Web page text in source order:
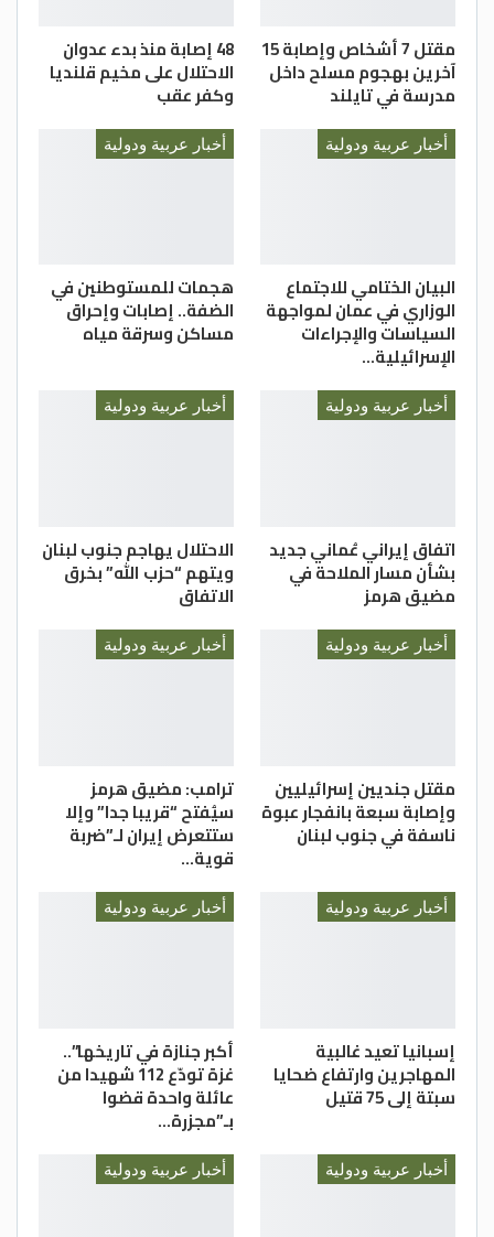
مقتل 7 أشخاص وإصابة 15
آخرين بهجوم مسلح داخل
مدرسة في تايلند
48 إصابة منذ بدء عدوان
الاحتلال على مخيم قلنديا
وكفر عقب
أخبار عربية ودولية
البيان الختامي للاجتماع
الوزاري في عمان لمواجهة
السياسات والإجراءات
الإسرائيلية…
أخبار عربية ودولية
هجمات للمستوطنين في
الضفة.. إصابات وإحراق
مساكن وسرقة مياه
أخبار عربية ودولية
اتفاق إيراني عُماني جديد
بشأن مسار الملاحة في
مضيق هرمز
أخبار عربية ودولية
الاحتلال يهاجم جنوب لبنان
ويتهم “حزب الله” بخرق
الاتفاق
أخبار عربية ودولية
مقتل جنديين إسرائيليين
وإصابة سبعة بانفجار عبوة
ناسفة في جنوب لبنان
أخبار عربية ودولية
ترامب: مضيق هرمز
سيُفتح “قريبا جدا” وإلا
ستتعرض إيران لـ”ضربة
قوية…
أخبار عربية ودولية
إسبانيا تعيد غالبية
المهاجرين وارتفاع ضحايا
سبتة إلى 75 قتيل
أخبار عربية ودولية
أكبر جنازة في تاريخها”..
غزة تودّع 112 شهيدا من
عائلة واحدة قضوا
بـ”مجزرة…
أخبار عربية ودولية أخبار عربية ودولية